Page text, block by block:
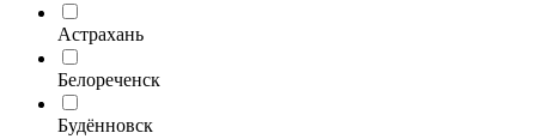
Астрахань
Белореченск
Будённовск